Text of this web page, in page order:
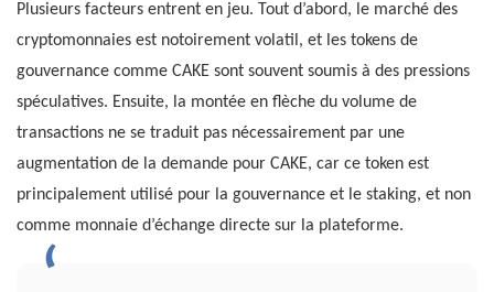
Plusieurs facteurs entrent en jeu. Tout d’abord, le marché des
cryptomonnaies est notoirement volatil, et les tokens de
gouvernance comme CAKE sont souvent soumis à des pressions
spéculatives. Ensuite, la montée en flèche du volume de
transactions ne se traduit pas nécessairement par une
augmentation de la demande pour CAKE, car ce token est
principalement utilisé pour la gouvernance et le staking, et non
comme monnaie d’échange directe sur la plateforme.